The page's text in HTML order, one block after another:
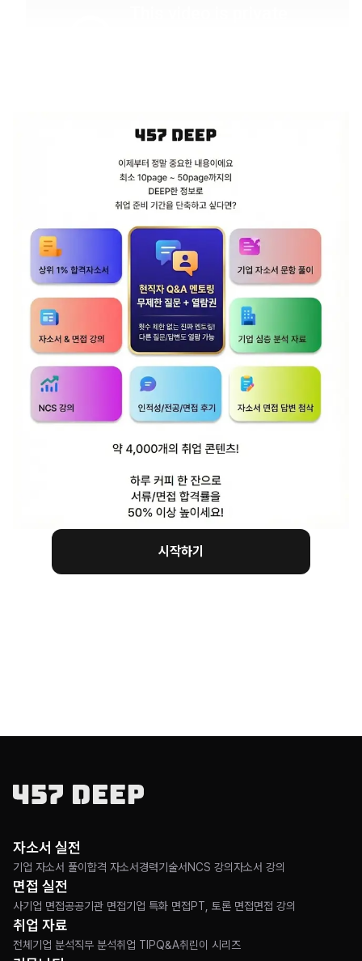
본인이 직업을 선택할 때 최우선으로 고려하는
것은 무엇인지 기술하고, 그 이유를 바탕으로
IBK기업은행에 지원한 동기와 입행 후 어떤 역할을
하고 싶은지 설명하여 주십시오.
[작성 포인트]
1)직업을 선택할 때 무엇을 우선적으로 고려하는지,
작성해야합니다.
직업관이 되는 나만의 기준은 뭐가 있을까요?
그래서 예시들을 준비했습니다.
어떤것을 직업선택 기준으로 설정해야하는 지
지속적 성장: 끊임없이 배우고 발전하며 나의
일-삶 균형: 직업적 성취와 개인적 삶의 조화를
이루는 균형 잡힌 삶을 살고 싶다.
실현할 수 있는 창의적인 환경에서 일하고 싶다.
팀워크: 다양한 배경을 가진 동료들과 협력하여
공동의 목표를 달성하는 데 기여하고 싶다.
윤리성: 높은 도덕적 기준을 가지고 정직하고
투명하게 업무를 수행하고 싶다.
시작하기
자소서 실전
기업 자소서 풀이 합격 자소서경력기술서 NCS 강의자소서 강의
면접 실전
사기업 면접공공기관 면접기업 특화 면접PT, 토론 면접면접 강의
취업 자료
전체 기업 분석직무 분석취업 TIPQ&A취린이 시리즈